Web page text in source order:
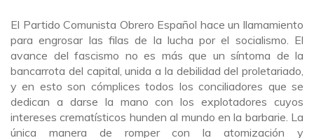
El Partido Comunista Obrero Español hace un llamamiento
para engrosar las filas de la lucha por el socialismo. El
avance del fascismo no es más que un síntoma de la
bancarrota del capital, unida a la debilidad del proletariado,
y en esto son cómplices todos los conciliadores que se
dedican a darse la mano con los explotadores cuyos
intereses crematísticos hunden al mundo en la barbarie. La
única manera de romper con la atomización y